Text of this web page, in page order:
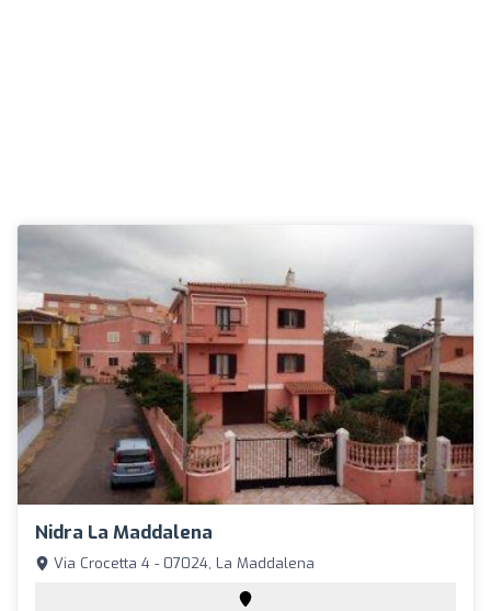
Nidra La Maddalena
Via Crocetta 4 - 07024, La Maddalena